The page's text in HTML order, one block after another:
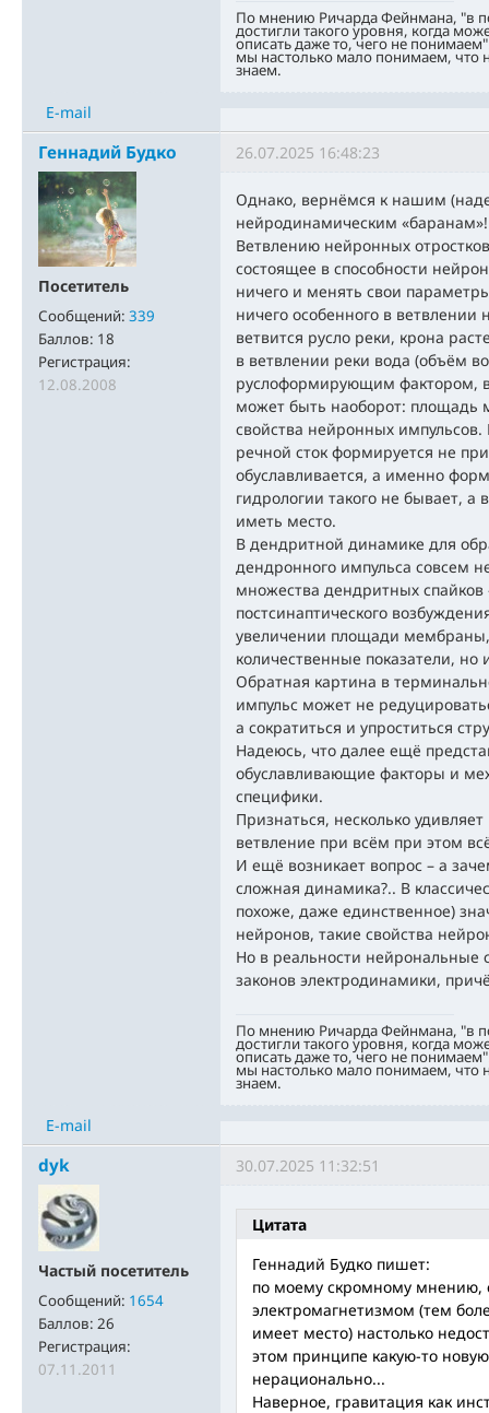
По мнению Ричарда Фейнмана, "в
достигли такого уровня, когда
описать даже то, чего не
мы настолько мало понимаем, что
знаем.
E-mail
Геннадий Будко
Посетитель
Сообщений: 339
Баллов: 18
Регистрация:
12.08.2008
26.07.2025 16:48:23
Однако, вернёмся к нашим
нейродинамическим
Ветвлению нейронных
состоящее в способности
ничего и менять свои
ничего особенного в ветвлении
ветвится русло реки, крона
в ветвлении реки вода (объём
руслоформирующим фактором,
может быть наоборот:
свойства нейронных импульсов.
речной сток формируется не
обуславливается, а именно
гидрологии такого не бывает,
иметь место.
В дендритной динамике для
дендронного импульса совсем
множества дендритных
постсинаптического
увеличении площади
количественные показатели, но
Обратная картина в
импульс может не
а сократиться и упроститься
Надеюсь, что далее ещё
обуславливающие факторы и
специфики.
Признаться, несколько
ветвление при всём при этом
И ещё возникает вопрос – а
сложная динамика?.. В
похоже, даже единственное)
нейронов, такие свойства
Но в реальности нейрональные
законов электродинамики,
По мнению Ричарда Фейнмана, "в
достигли такого уровня, когда
описать даже то, чего не
мы настолько мало понимаем, что
знаем.
E-mail
dyk
Частый посетитель
Сообщений: 1654
Баллов: 26
Регистрация:
07.11.2011
30.07.2025 11:32:51
Цитата
Геннадий Будко пишет:
по моему скромному мнению,
электромагнетизмом (тем
имеет место) настолько
этом принципе какую-то
нерационально...
Наверное, гравитация как